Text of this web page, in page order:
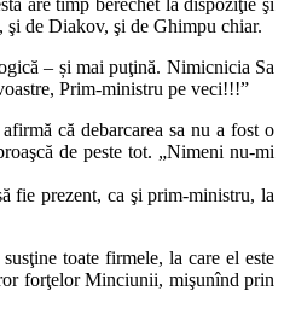
şi de Diakov, şi de Ghimpu chiar.
– și mai puţină. Nimicnicia Sa
Prim-ministru pe veci!!!”
că debarcarea sa nu a fost o
de peste tot. „Nimeni nu-mi
fie prezent, ca şi prim-ministru, la
toate firmele, la care el este
forţelor Minciunii, mişunînd prin